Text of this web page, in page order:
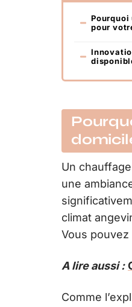
pour
Un
une
climat
Vous
A lire aussi :
Comme